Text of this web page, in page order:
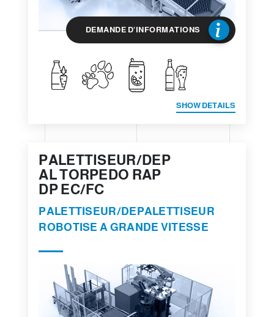
DEMANDE D'INFORMATIONS
SHOW DETAILS
PALETTISEUR/DEP
AL TORPEDO RAP
DP EC/FC
PALETTISEUR/DEPALETTISEUR
ROBOTISE A GRANDE VITESSE